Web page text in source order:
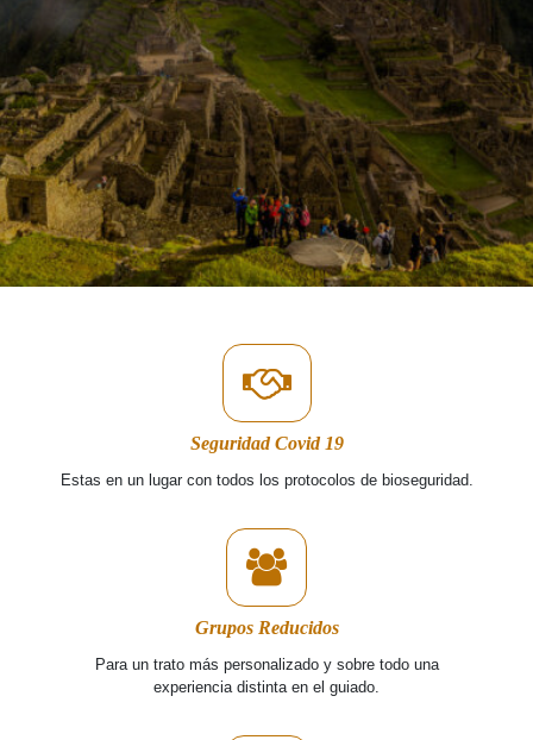
Seguridad Covid 19
Estas en un lugar con todos los protocolos de bioseguridad.
Grupos Reducidos
Para un trato más personalizado y sobre todo una
experiencia distinta en el guiado.